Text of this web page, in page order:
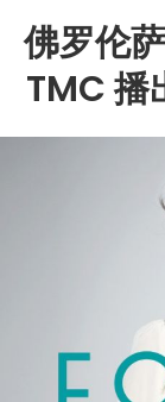
佛罗伦
TMC 播